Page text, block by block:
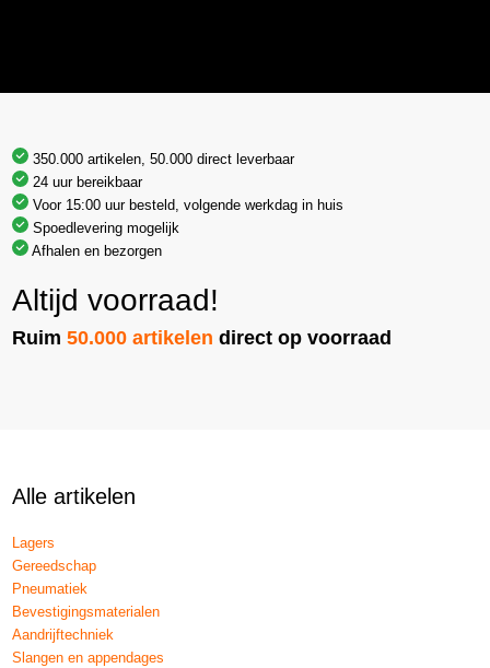
350.000 artikelen, 50.000 direct leverbaar
24 uur bereikbaar
Voor 15:00 uur besteld, volgende werkdag in huis
Spoedlevering mogelijk
Afhalen en bezorgen
Altijd voorraad!
Ruim50.000 artikelen direct op voorraad
Alle artikelen
Lagers
Gereedschap
Pneumatiek
Bevestigingsmaterialen
Aandrijftechniek
Slangen en appendages